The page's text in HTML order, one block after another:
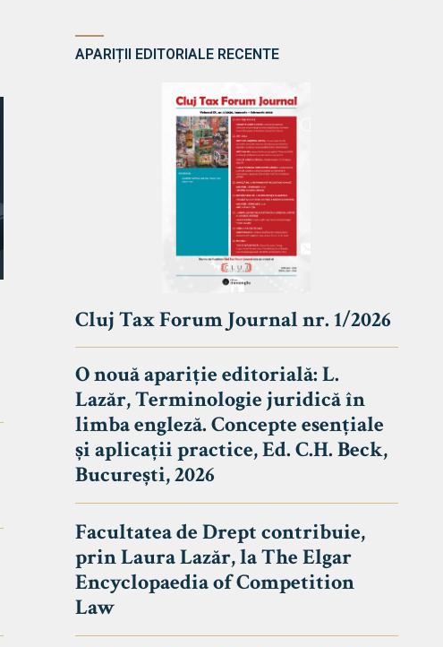
APARIȚII EDITORIALE RECENTE
Cluj Tax Forum Journal nr. 1/2026
O nouă apariție editorială: L.
Lazăr, Terminologie juridică în
limba engleză. Concepte esențiale
și aplicații practice, Ed. C.H. Beck,
București, 2026
Facultatea de Drept contribuie,
prin Laura Lazăr, la The Elgar
Encyclopaedia of Competition
Law